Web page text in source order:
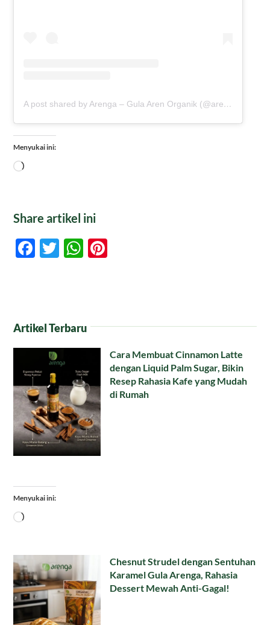
A post shared by Arenga – Gula Aren Organik (@arengaindonesia)
Menyukai ini:
Memuat...
Share artikel ini
Facebook
TwitterWhatsApp
Artikel Terbaru
Cara Membuat Cinnamon Latte
dengan Liquid Palm Sugar, Bikin
Resep Rahasia Kafe yang Mudah
di Rumah
Menyukai ini:
Memuat...
Chesnut Strudel dengan Sentuhan
Karamel Gula Arenga, Rahasia
Dessert Mewah Anti-Gagal!